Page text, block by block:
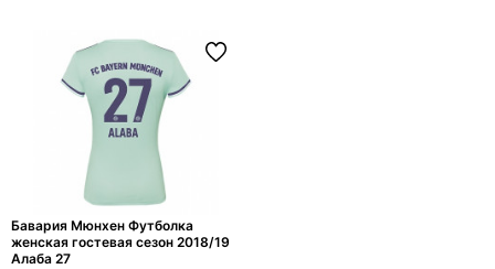
Бавария Мюнхен Футболка
женская гостевая сезон 2018/19
Алаба 27